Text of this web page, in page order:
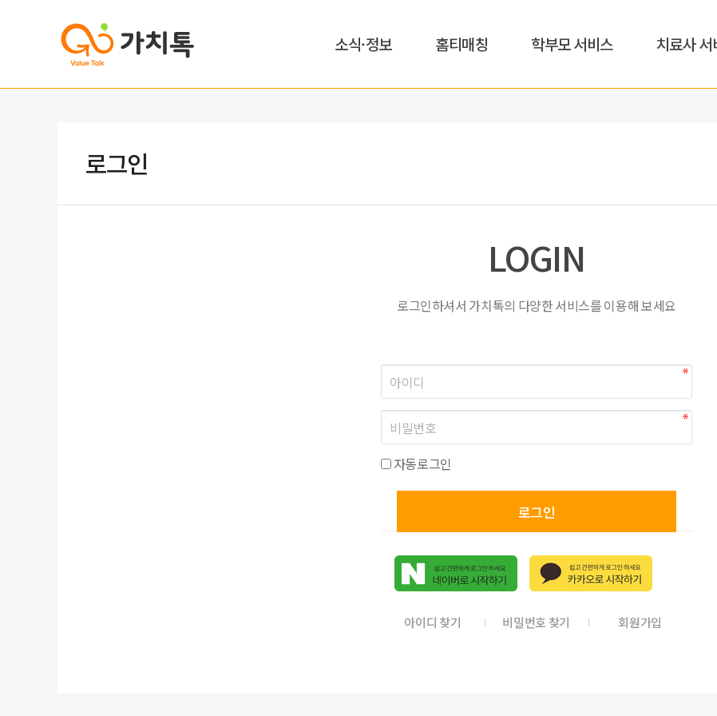
소식·정보 홈티매칭 학부모 서비스 치료사 서
로그인
LOGIN
로그인하셔서 가치톡의 다양한 서비스를 이용해 보세요
자동로그인
로그인
아이디 찾기 비밀번호 찾기 회원가입